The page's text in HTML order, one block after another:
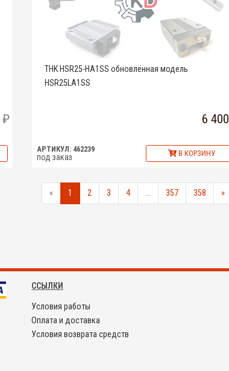
THK HSR25-HA1SS обновлённая модель
HSR25LA1SS
6 400
АРТИКУЛ: 462239
под заказ В КОРЗИНУ
« 1 2 3 4 ... 357 358 »
ССЫЛКИ
Условия работы
Оплата и доставка
Условия возврата средств